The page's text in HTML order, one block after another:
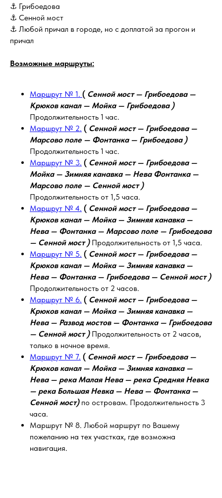
⚓ Грибоедова
⚓ Сенной мост
⚓ Любой причал в городе, но с доплатой за прогон и
причал
Возможные маршруты:
Маршрут № 1. ( Сенной мост — Грибоедова —
Крюков канал — Мойка — Грибоедова )
Продолжительность 1 час.
Маршрут № 2. ( Сенной мост — Грибоедова —
Марсово поле — Фонтанка — Грибоедова )
Продолжительность 1 час.
Маршрут № 3. ( Сенной мост — Грибоедова —
Мойка — Зимняя канавка — Нева Фонтанка —
Марсово поле — Сенной мост )
Продолжительность от 1,5 часа.
Маршрут № 4. ( Сенной мост — Грибоедова —
Крюков канал — Мойка — Зимняя канавка —
Нева — Фонтанка — Марсово поле — Грибоедова
— Сенной мост ) Продолжительность от 1,5 часа.
Маршрут № 5. ( Сенной мост — Грибоедова —
Крюков канал — Мойка — Зимняя канавка —
Нева — Фонтанка — Грибоедова — Сенной мост )
Продолжительность от 2 часов.
Маршрут № 6. ( Сенной мост — Грибоедова —
Крюков канал — Мойка — Зимняя канавка —
Нева — Развод мостов — Фонтанка — Грибоедова
— Сенной мост ) Продолжительность от 2 часов,
только в ночное время.
Маршрут № 7. ( Сенной мост — Грибоедова —
Крюков канал — Мойка — Зимняя канавка —
Нева — река Малая Нева — река Средняя Невка
— река Большая Невка — Нева — Фонтанка —
Сенной мост) по островам. Продолжительность 3
часа.
Маршрут № 8. Любой маршрут по Вашему
пожеланию на тех участках, где возможна
навигация.